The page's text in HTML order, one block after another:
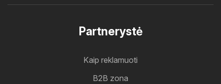
Partnerystė
Kaip reklamuoti
B2B zona